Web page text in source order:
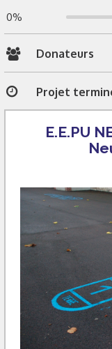
0%
Donateurs
Projet
E.E.PU